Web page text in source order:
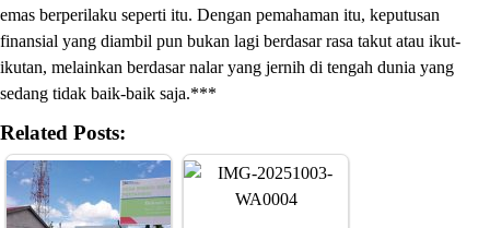
emas berperilaku seperti itu. Dengan pemahaman itu, keputusan
finansial yang diambil pun bukan lagi berdasar rasa takut atau ikut-
ikutan, melainkan berdasar nalar yang jernih di tengah dunia yang
sedang tidak baik-baik saja.***
Related Posts: